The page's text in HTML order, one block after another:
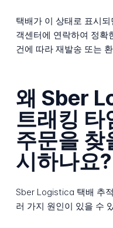
택배가 이 상태로 표시
객센터에 연락하여 정확
건에 따라 재발송 또는
왜 Sber
트래킹 타
주문을 찾
시하나요?
Sber Logistica 택배 추
러 가지 원인이 있을 수